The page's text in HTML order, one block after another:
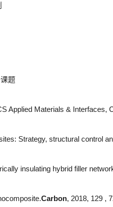
题
Materials & Interfaces,
Strategy, structural control
insulating hybrid filler
Carbon, 2018, 129 ,